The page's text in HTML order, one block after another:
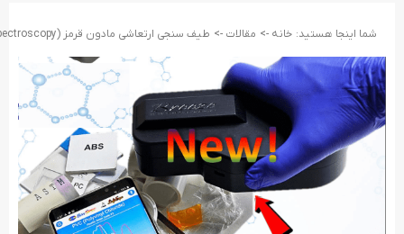
شما اینجا هستید: خانه -> مقالات -> طیف­ سنجی ارتعاشی مادون قرمز (Infrared spectroscopy) (بخش سوم)